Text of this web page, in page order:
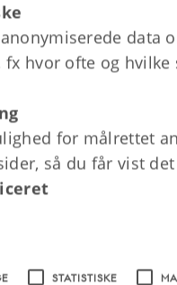
data
fx hvor ofte og hvilke
for målrettet
så du får vist
STATISTISKE